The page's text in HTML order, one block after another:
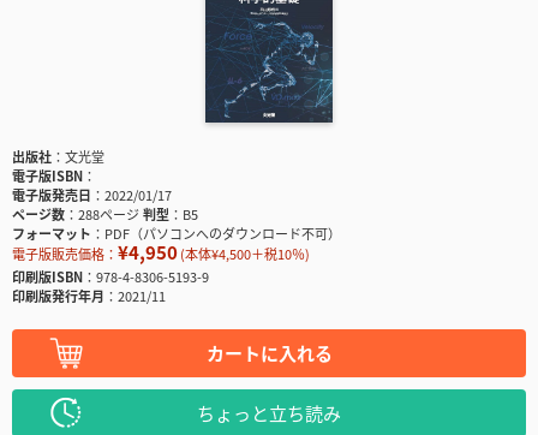
出版社
文光堂
電子版ISBN
電子版発売日
2022/01/17
ページ数
288ページ判型
B5
フォーマット
PDF（パソコンへのダウンロード不可）
電子版販売価格： ¥4,950(本体¥4,500＋税10％)
印刷版ISBN
978-4-8306-5193-9
印刷版発行年月
2021/11
カートに入れる
ちょっと立ち読み